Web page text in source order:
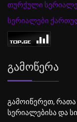
თურქული
სერიალები
Გამოწერა
გამოიწერეთ,
სერიალებისა და